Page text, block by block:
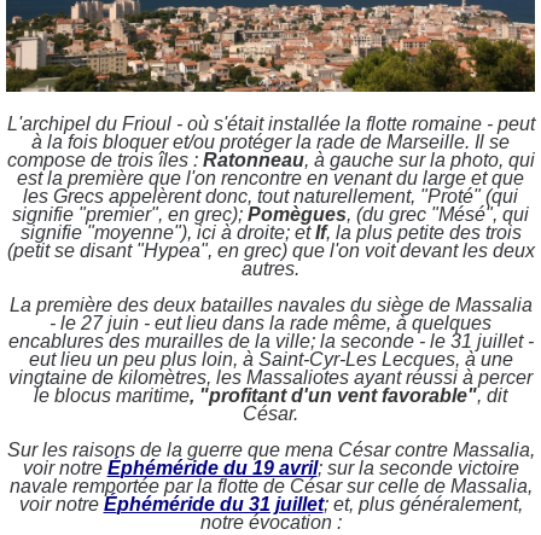
L'archipel du Frioul - où s'était installée la flotte romaine - peut
à la fois bloquer et/ou protéger la rade de Marseille. Il se
compose de trois îles : Ratonneau, à gauche sur la photo, qui
est la première que l'on rencontre en venant du large et que
les Grecs appelèrent donc, tout naturellement, "Proté" (qui
signifie "premier", en grec); Pomègues, (du grec "Mésé", qui
signifie "moyenne"), ici à droite; etIf, la plus petite des trois
(petit se disant "Hypea", en grec) que l'on voit devant les deux
autres.
La première des deux batailles navales du siège de Massalia
- le 27 juin - eut lieu dans la rade même, à quelques
encablures des murailles de la ville; la seconde - le 31 juillet -
eut lieu un peu plus loin, à Saint-Cyr-Les Lecques, à une
vingtaine de kilomètres, les Massaliotes ayant réussi à percer
le blocus maritime, "profitant d'un vent favorable", dit
César.
Sur les raisons de la guerre que mena César contre Massalia,
voir notre Éphéméride du 19 avril; sur la seconde victoire
navale remportée par la flotte de César sur celle de Massalia,
voir notre Éphéméride du 31 juillet; et, plus généralement,
notre évocation :